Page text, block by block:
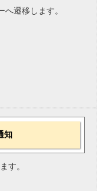
遷移します。
知
す。